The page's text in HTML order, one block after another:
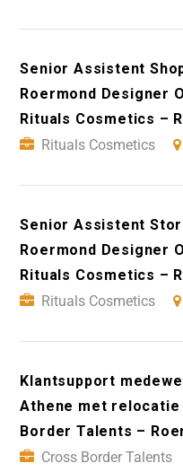
Senior Assistent
Roermond Designer
Rituals Cosmetics –
Rituals Cosmetics
Senior Assistent
Roermond Designer
Rituals Cosmetics –
Rituals Cosmetics
Klantsupport
Athene met relocatie
Border Talents –
Cross Border Talents